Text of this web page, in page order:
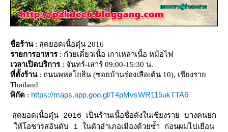
ชื่อร้าน: สุดยอดเนื้อตุ๋น 2016
รายการอาหาร: ก๋วยเตี๋ยวเนื้อ เกาเหลาเนื้อ หม้อไฟ
เวลาเปิดบริการ: จันทร์-เสาร์ 09:00-15:30 น.
ที่ตั้งร้าน: ถนนพหลโยธิน (ซอยบ้านร่องเสือเต้น 10), เชียงรา
Thailand
พิกัด : https://maps.app.goo.gl/T4pMvsWR115ukTTA6
สุดยอดเนื้อตุ๋น 2016 เป็นร้านเนื้อชื่อดังในเชียงราย บางคนยก
ห้โอชารสอันดับ 1 ในตัวอำเภอเมืองด้วยซ้ำ ก่อนผมไปเยือน